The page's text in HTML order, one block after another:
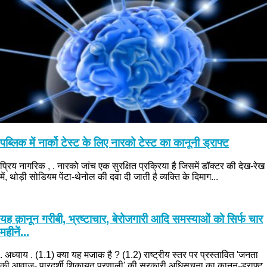
पब्लिक में नार्को टेस्ट के लिए नारको टेस्ट का कानूनी ड्राफ्ट
प्रिय नागरिक , . नारको जांच एक सुरक्षित प्रक्रिया है जिसमें डॉक्टर की देख-रेख
में, थोड़ी सोडियम पेंटा-थेनोल की दवा दी जाती है व्यक्ति के दिमाग...
यह क़ानून गरीबी, भ्रष्टाचार, बेरोजगारी आदि समस्याओं को सिर्फ चार
महीनें...
. अध्याय . (1.1) क्या यह मजाक है ? (1.2) राष्ट्रीय स्तर पर प्रस्तावित 'जनता